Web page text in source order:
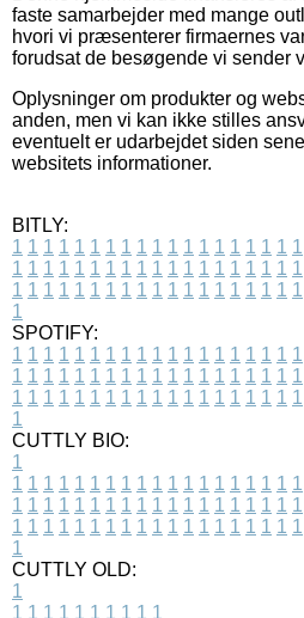
faste samarbejder med mange
hvori vi præsenterer firmaernes
forudsat de besøgende vi sender
Oplysninger om produkter og
anden, men vi kan ikke stilles
eventuelt er udarbejdet siden
websitets informationer.
BITLY:
1 1 1 1 1 1 1 1 1 1 1 1 1 1 1 1 1 1 1
1 1 1 1 1 1 1 1 1 1 1 1 1 1 1 1 1 1 1
1 1 1 1 1 1 1 1 1 1 1 1 1 1 1 1 1 1 1
1
SPOTIFY:
1 1 1 1 1 1 1 1 1 1 1 1 1 1 1 1 1 1 1
1 1 1 1 1 1 1 1 1 1 1 1 1 1 1 1 1 1 1
1 1 1 1 1 1 1 1 1 1 1 1 1 1 1 1 1 1 1
1
CUTTLY BIO:
1
1 1 1 1 1 1 1 1 1 1 1 1 1 1 1 1 1 1 1
1 1 1 1 1 1 1 1 1 1 1 1 1 1 1 1 1 1 1
1 1 1 1 1 1 1 1 1 1 1 1 1 1 1 1 1 1 1
1
CUTTLY OLD:
1
1 1 1 1 1 1 1 1 1 1